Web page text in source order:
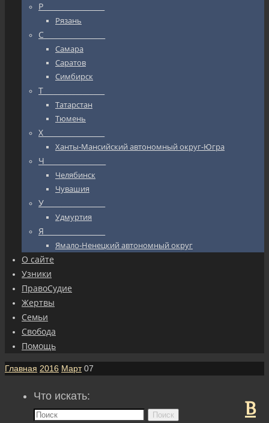
Р_________________
Рязань
С_________________
Самара
Саратов
Симбирск
Т_________________
Татарстан
Тюмень
Х_________________
Ханты-Мансийский автономный округ-Югра
Ч_________________
Челябинск
Чувашия
У_________________
Удмуртия
Я_________________
Ямало-Ненецкий автономный округ
О сайте
Узники
ПравоСудие
Жертвы
Семьи
Свобода
Помощь
Главная 2016 Март 07
В
Что искать:
Поиск